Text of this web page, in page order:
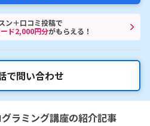
ン＋口コミ投稿で
ド2,000円分がもらえる！
で問い合わせ
ラミング講座の紹介記事